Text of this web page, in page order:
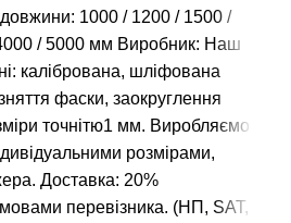
довжини: 1000 / 1200 / 1500 /
/5000 мм Виробник: Наш
калібрована, шліфована
фаски, заокруглення
точнітю1 мм. Виробляємо
розмірами,
Доставка: 20%
перевізника. (НП, SAT,